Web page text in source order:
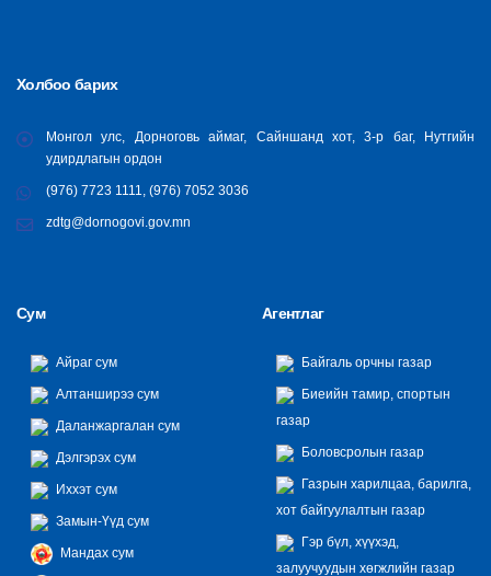
Холбоо барих
Монгол улс, Дорноговь аймаг, Сайншанд хот, 3-р баг, Нутгийн
удирдлагын ордон
(976) 7723 1111, (976) 7052 3036
zdtg@dornogovi.gov.mn
Сум
Айраг сум
Алтанширээ сум
Даланжаргалан сум
Дэлгэрэх сум
Иххэт сум
Замын-Үүд сум
Мандах сум
Агентлаг
Байгаль орчны газар
Биеийн тамир, спортын
газар
Боловсролын газар
Газрын харилцаа, барилга,
хот байгуулалтын газар
Гэр бүл, хүүхэд,
залуучуудын хөгжлийн газар